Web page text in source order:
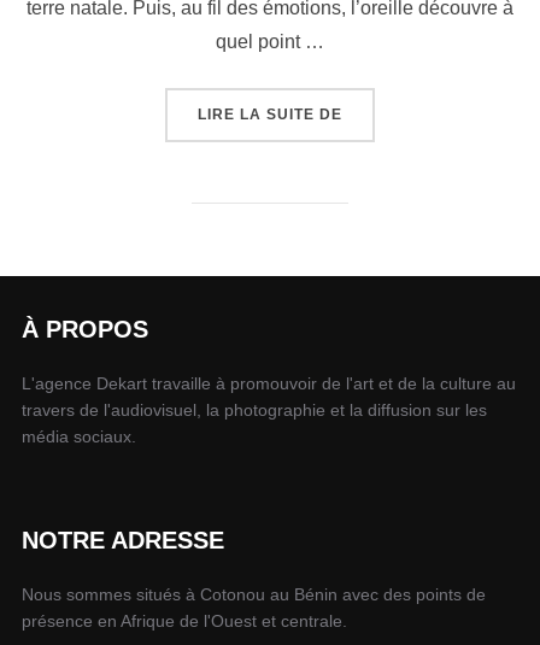
terre natale. Puis, au fil des émotions, l’oreille découvre à
quel point …
LIRE LA SUITE DE
À PROPOS
L'agence Dekart travaille à promouvoir de l'art et de la culture au
travers de l'audiovisuel, la photographie et la diffusion sur les
média sociaux.
NOTRE ADRESSE
Nous sommes situés à Cotonou au Bénin avec des points de
présence en Afrique de l'Ouest et centrale.